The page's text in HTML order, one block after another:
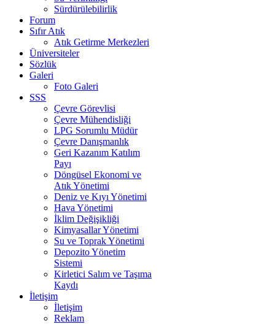
Sürdürülebilirlik
Forum
Sıfır Atık
Atık Getirme Merkezleri
Üniversiteler
Sözlük
Galeri
Foto Galeri
SSS
Çevre Görevlisi
Çevre Mühendisliği
LPG Sorumlu Müdür
Çevre Danışmanlık
Geri Kazanım Katılım
Payı
Döngüsel Ekonomi ve
Atık Yönetimi
Deniz ve Kıyı Yönetimi
Hava Yönetimi
İklim Değişikliği
Kimyasallar Yönetimi
Su ve Toprak Yönetimi
Depozito Yönetim
Sistemi
Kirletici Salım ve Taşıma
Kaydı
İletişim
İletişim
Reklam